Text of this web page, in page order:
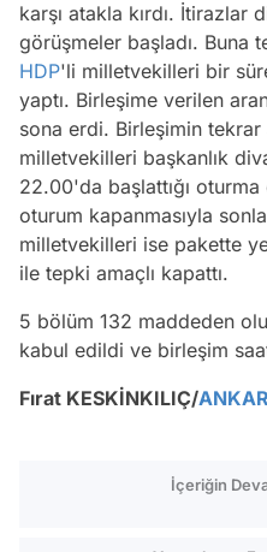
karşı atakla kırdı. İtirazlar
görüşmeler başladı. Buna
HDP'li milletvekilleri bir
yaptı. Birleşime verilen
sona erdi. Birleşimin tekrar
milletvekilleri başkanlık
22.00'da başlattığı
oturum kapanmasıyla
milletvekilleri ise pakette
ile tepki amaçlı kapattı.
5 bölüm 132 maddeden
kabul edildi ve birleşim
Fırat KESKİNKILIÇ/
İçeriğin